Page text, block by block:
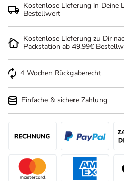
Kostenlose Lieferung in Deine
Bestellwert
Kostenlose Lieferung zu Dir
Packstation ab 49,99€
4 Wochen Rückgaberecht
Einfache & sichere Zahlung